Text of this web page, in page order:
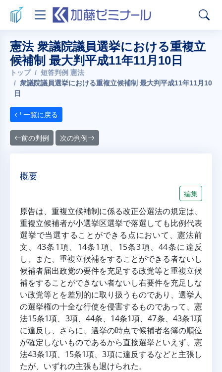
憲法 衆議院議員選挙における重複立
候補制 最大判平成11年11月10日
トップ
短答判例 憲法
衆議院議員選挙における重複立候補制 最大判平成11年11月10
日
一覧に戻る
前の判例 次の判例
概要
編集
原告は、重複立候補制に係る改正公選法の規定は、
重複立候補者が小選挙区選挙で落選しても比例代表
選挙で当選することができる点において、憲法前
文、43条1項、14条1項、15条3項、44条に違反
し、また、重複立候補をすることができる者ないし
候補者届出政党の要件を充足する政党等と重複立候
補をすることができない者ないし右要件を充足しな
い政党等とを差別的に取り扱うものであり、選挙人
の選挙権の十全な行使を侵害するものであって、憲
法15条1項、3項、44条、14条1項、47条、43条1項
に違反し、さらに、選挙の時点で候補者名簿の順位
が確定しないものであるから直接選挙といえず、憲
法43条1項、15条1項、3項に違反するなどと主張し
たが、いずれの主張も退けられた。